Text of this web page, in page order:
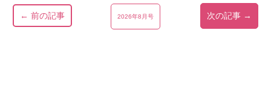
← 前の記事 2026年8月号 次の記事 →